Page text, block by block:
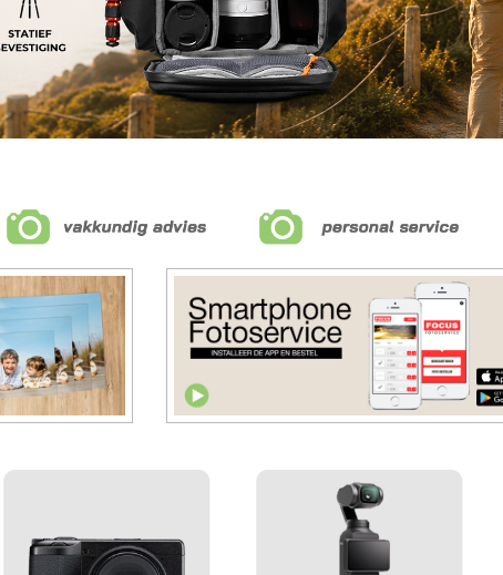
nu nog krachtiger met 107 GB
gebruiksduur van de accu.